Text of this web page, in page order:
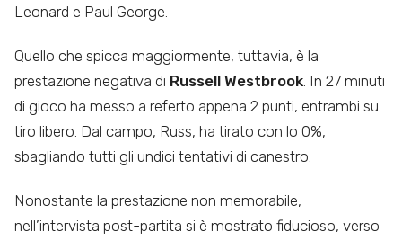
Leonard e Paul George.
Quello che spicca maggiormente, tuttavia, è la
prestazione negativa di Russell Westbrook. In 27 minuti
di gioco ha messo a referto appena 2 punti, entrambi su
tiro libero. Dal campo, Russ, ha tirato con lo 0%,
sbagliando tutti gli undici tentativi di canestro.
Nonostante la prestazione non memorabile,
nell’intervista post-partita si è mostrato fiducioso, verso